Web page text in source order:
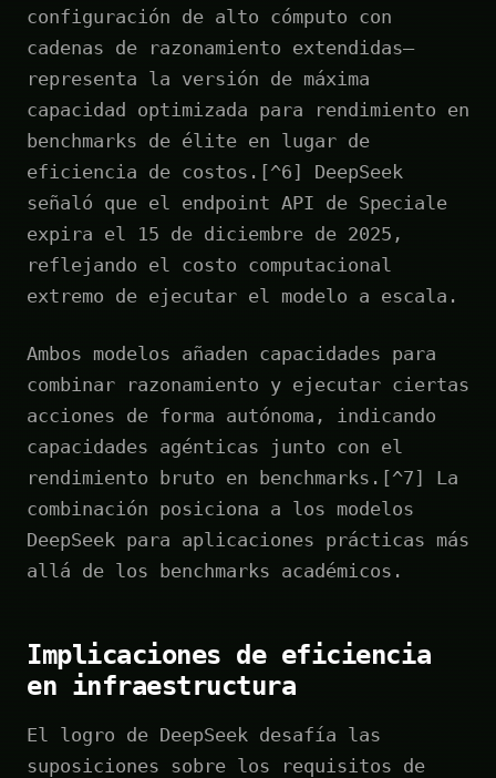
configuración de alto cómputo con
cadenas de razonamiento extendidas—
representa la versión de máxima
capacidad optimizada para rendimiento en
benchmarks de élite en lugar de
eficiencia de costos.[^6] DeepSeek
señaló que el endpoint API de Speciale
expira el 15 de diciembre de 2025,
reflejando el costo computacional
extremo de ejecutar el modelo a escala.
Ambos modelos añaden capacidades para
combinar razonamiento y ejecutar ciertas
acciones de forma autónoma, indicando
capacidades agénticas junto con el
rendimiento bruto en benchmarks.[^7] La
combinación posiciona a los modelos
DeepSeek para aplicaciones prácticas más
allá de los benchmarks académicos.
Implicaciones de eficiencia
en infraestructura
El logro de DeepSeek desafía las
suposiciones sobre los requisitos de